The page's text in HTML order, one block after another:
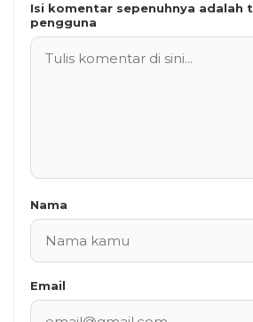
Isi komentar sepenuhnya adalah
pengguna
Nama
Email